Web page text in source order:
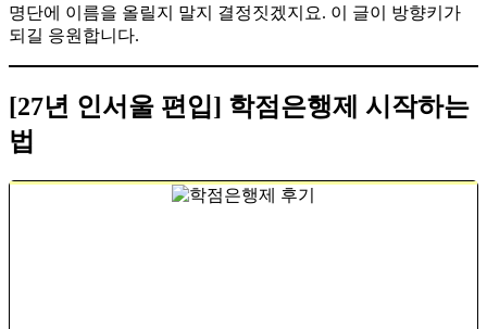
명단에 이름을 올릴지 말지 결정짓겠지요. 이 글이 방향키가
되길 응원합니다.
[27년 인서울 편입] 학점은행제 시작하는
법